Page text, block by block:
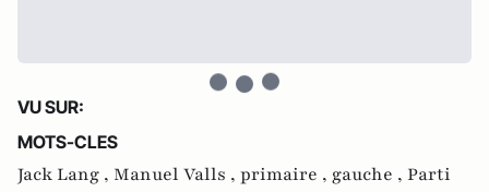
VU SUR:
MOTS-CLES
Jack Lang , Manuel Valls , primaire , gauche , Parti